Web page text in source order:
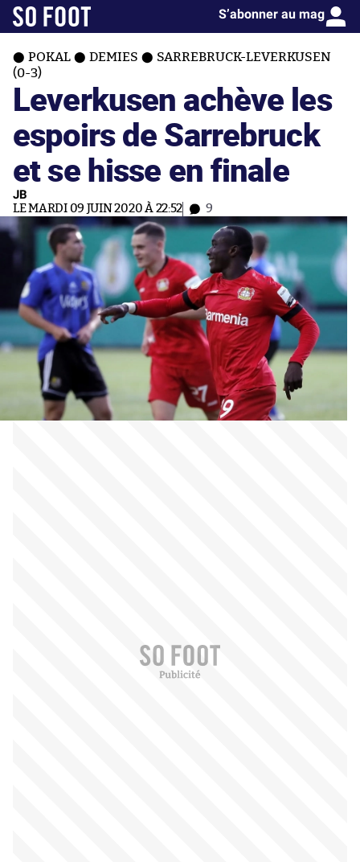
S’abonner au mag
POKAL DEMIES
SARREBRUCK-LEVERKUSEN
(0-3)
Leverkusen achève les
espoirs de Sarrebruck
et se hisse en finale
JB
LE MARDI 09 JUIN 2020 À 22:52 9